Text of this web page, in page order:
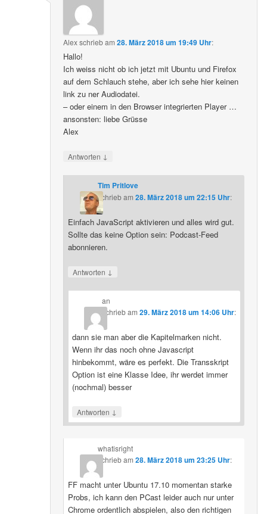
Alexschriebam28. März 2018 um 19:49 Uhr:
Hallo!
Ich weiss nicht ob ich jetzt mit Ubuntu und Firefox
auf dem Schlauch stehe, aber ich sehe hier keinen
link zu ner Audiodatei.
– oder einem in den Browser integrierten Player …
ansonsten: liebe Grüsse
Alex
Antworten ↓
Tim Pritlove
schriebam 28. März 2018 um 22:15 Uhr:
Einfach JavaScript aktivieren und alles wird gut.
Sollte das keine Option sein: Podcast-Feed
abonnieren.
Antworten ↓
an
schriebam29. März 2018 um 14:06 Uhr:
dann sie man aber die Kapitelmarken nicht.
Wenn ihr das noch ohne Javascript
hinbekommt, wäre es perfekt. Die Transskript
Option ist eine Klasse Idee, ihr werdet immer
(nochmal) besser
Antworten ↓
whatisright
schriebam 28. März 2018 um 23:25 Uhr:
FF macht unter Ubuntu 17.10 momentan starke
Probs, ich kann den PCast leider auch nur unter
Chrome ordentlich abspielen, also den richtigen